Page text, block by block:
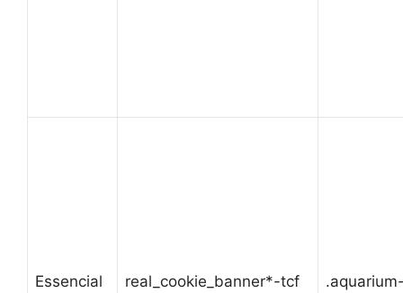
Essencial real_cookie_banner*-tcf